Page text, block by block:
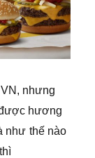
nhưng
hương
như thế nào